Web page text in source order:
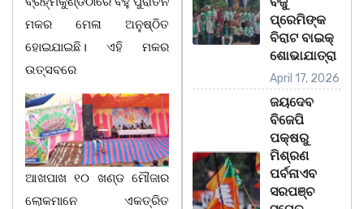
ମକର ମେଳା ଅନୁଷ୍ଠିତ
ହୋଇଯାଇଛି। ଏହି ମକର
ଉତ୍ସବରେ
ଆଖପାଖ ୧୦ ଖଣ୍ଡ ମୌଜାର
ଲୋକମାନେ ଏକତ୍ରିତ
ପ୍ରେମିଙ୍କ
ବିରାଟ ବାଇକ୍
ଶୋଭାଯାତ୍ରା
April 17, 2026
ଜୟଦେବ
ବିଜେପି
ପକ୍ଷରୁ
ମିଶ୍ରଣ
ପର୍ବନାଏବ
ସରପଞ୍ଚ